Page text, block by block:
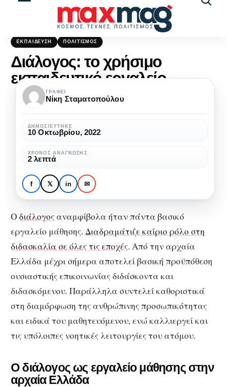
ΕΚΠΑΊΔΕΥΣΗ ΠΟΛΙΤΙΣΜΌΣ
Διάλογος: το χρήσιμο
εκπαιδευτικό εργαλείο
ΓΡΆΦΕΙ
Νίκη Σταματοπούλου
ΔΗΜΟΣΙΕΎΤΗΚΕ
10 Οκτωβρίου, 2022
ΧΡΌΝΟΣ ΑΝΆΓΝΩΣΗΣ
2 λεπτά
f 𝕏 in ✉
Οδιάλογοςαναμφίβολα ήταν πάντα βασικό
εργαλείο μάθησης. Διαδραμάτιζε καίριο ρόλο στη
διδασκαλία σε όλες τις εποχές. Από την αρχαία
Ελλάδα μέχρι σήμερα αποτελεί βασική προϋπόθεση
ουσιαστικής επικοινωνίας διδάσκοντα και
διδασκόμενου. Παράλληλα συντελεί καθοριστικά
στη διαμόρφωση της ανθρώπινης προσωπικότητας
και ειδικά του μαθητευόμενου, ενώ καλλιεργεί και
τις υπόλοιπες νοητικές λειτουργίες του ατόμου.
Ο διάλογος ως εργαλείο μάθησης στην
αρχαία Ελλάδα